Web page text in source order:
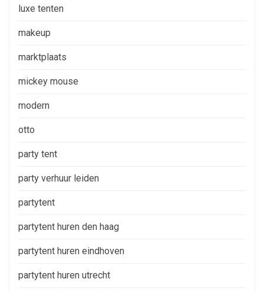
luxe tenten
makeup
marktplaats
mickey mouse
modern
otto
party tent
party verhuur leiden
partytent
partytent huren den haag
partytent huren eindhoven
partytent huren utrecht